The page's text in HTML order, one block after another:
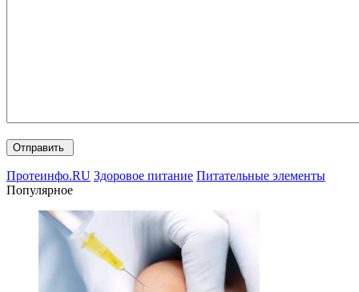
Протеинфо.RU Здоровое питание Питательные элементы
Популярное